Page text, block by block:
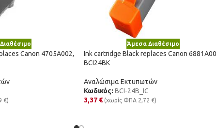
Canon 4705A002,
€)
Άμεσα Διαθέσιμο
Ink cartridge Black replaces Canon
BCI24BK
Αναλώσιμα Εκτυπωτών
Κωδικός: BCI-24B_IC
3,37 € (χωρίς ΦΠΑ 2,72 €)